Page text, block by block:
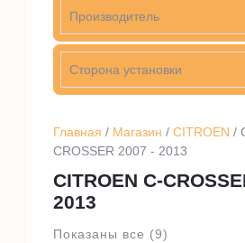
Главная / Магазин / CITROEN /
CROSSER 2007 - 2013
CITROEN C-
2013
Показаны все (9)